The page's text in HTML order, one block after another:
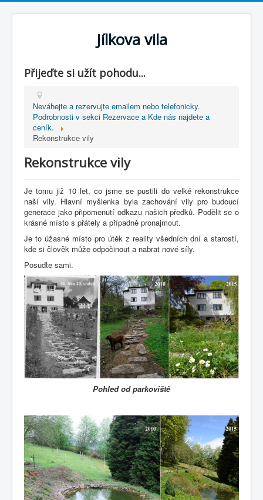
Jílkova vila
Přijeďte si užít pohodu...
Neváhejte a rezervujte emailem nebo telefonicky.
Podrobnosti v sekci Rezervace a Kde nás najdete a
ceník.
Rekonstrukce vily
Rekonstrukce vily
Je tomu již 10 let, co jsme se pustili do velké rekonstrukce
naší vily. Hlavní myšlenka byla zachování vily pro budoucí
generace jako připomenutí odkazu našich předků. Podělit se o
krásné místo s přátely a případně pronajmout.
Je to úžasné místo pro útěk z reality všedních dní a starostí,
kde si člověk může odpočinout a nabrat nové síly.
Posuďte sami.
Pohled od parkoviště